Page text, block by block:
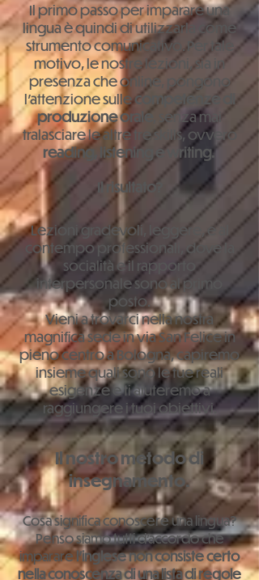
Il primo passo per imparare una
lingua è quindi di utilizzarla come
strumento comunicativo. Per tale
motivo, le nostre lezioni, sia in
presenza che online, pongono
l'attenzione sullecompetenze di
produzione orale , senza mai
tralasciare le altre tre skills, ovvero
reading, listening e writing.
Il risultato?
Lezioni gradevoli, leggere, e al
contempo professionali, dove la
socialità e il rapporto
interpersonale sono al primo
posto.
Vieni a trovarci nella nostra
magnifica sede in via San Felice in
pieno centro a Bologna, capiremo
insieme quali sono le tue reali
esigenze e ti aiuteremo a
raggiungere i tuoi obiettivi.
Il nostro metodo di
insegnamento.
​Cosa significa conoscere una lingua?
Penso siamo tutti d'accordo che
impararel'inglese non consiste certo
nella conoscenza di una lista di regole